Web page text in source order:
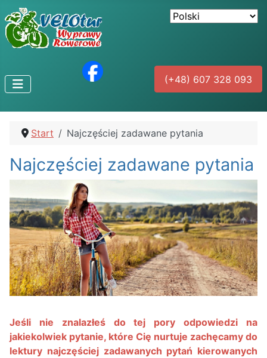
(+48) 607 328 093
Start Najczęściej zadawane pytania
Najczęściej zadawane pytania
Jeśli nie znalazłeś do tej pory odpowiedzi na
jakiekolwiek pytanie, które Cię nurtuje zachęcamy do
lektury najczęściej zadawanych pytań kierowanych